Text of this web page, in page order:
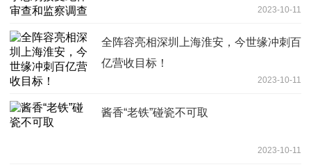
2023-10-11
全阵容亮相深圳上海淮安，今世缘冲刺百
亿营收目标！
2023-10-11
酱香“老铁”碰瓷不可取
2023-10-11